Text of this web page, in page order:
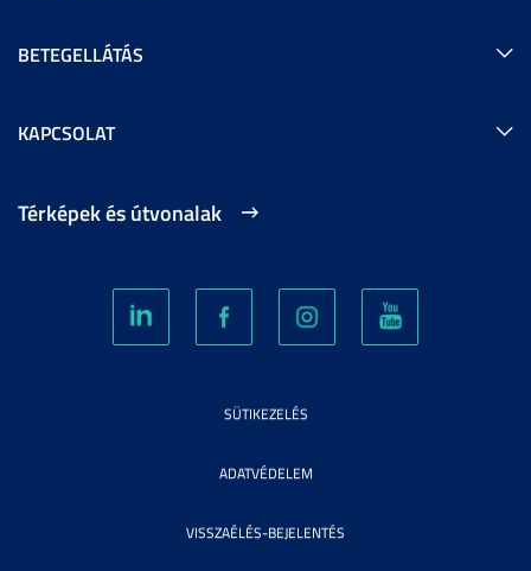
BETEGELLÁTÁS
KAPCSOLAT
Térképek és útvonalak
SÜTIKEZELÉS
ADATVÉDELEM
VISSZAÉLÉS-BEJELENTÉS